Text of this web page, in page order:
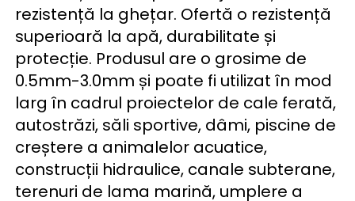
rezistență la ghețar. Ofertă o rezistență
superioară la apă, durabilitate și
protecție. Produsul are o grosime de
0.5mm-3.0mm și poate fi utilizat în mod
larg în cadrul proiectelor de cale ferată,
autostrăzi, săli sportive, dâmi, piscine de
creștere a animalelor acuatice,
construcții hidraulice, canale subterane,
terenuri de lama marină, umplere a